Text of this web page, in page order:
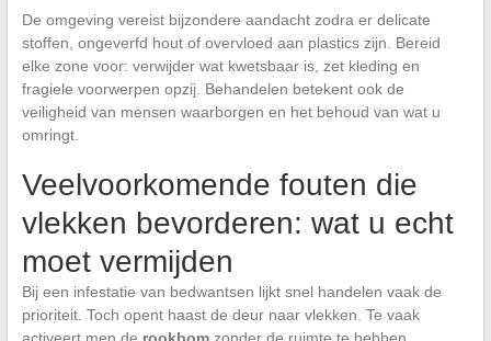
De omgeving vereist bijzondere aandacht zodra er delicate
stoffen, ongeverfd hout of overvloed aan plastics zijn. Bereid
elke zone voor: verwijder wat kwetsbaar is, zet kleding en
fragiele voorwerpen opzij. Behandelen betekent ook de
veiligheid van mensen waarborgen en het behoud van wat u
omringt.
Veelvoorkomende fouten die
vlekken bevorderen: wat u echt
moet vermijden
Bij een infestatie van bedwantsen lijkt snel handelen vaak de
prioriteit. Toch opent haast de deur naar vlekken. Te vaak